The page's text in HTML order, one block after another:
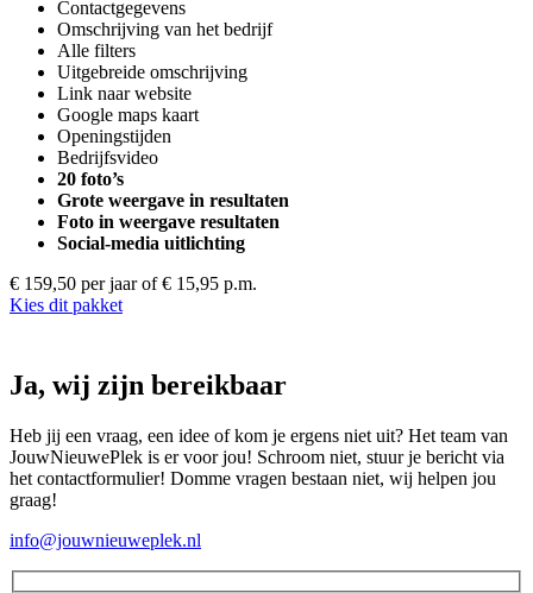
Contactgegevens
Omschrijving van het bedrijf
Alle filters
Uitgebreide omschrijving
Link naar website
Google maps kaart
Openingstijden
Bedrijfsvideo
20 foto’s
Grote weergave in resultaten
Foto in weergave resultaten
Social-media uitlichting
€ 159,50 per jaar of € 15,95 p.m.
Kies dit pakket
Ja, wij zijn bereikbaar
Heb jij een vraag, een idee of kom je ergens niet uit? Het team van
JouwNieuwePlek is er voor jou! Schroom niet, stuur je bericht via
het contactformulier! Domme vragen bestaan niet, wij helpen jou
graag!
info@jouwnieuweplek.nl